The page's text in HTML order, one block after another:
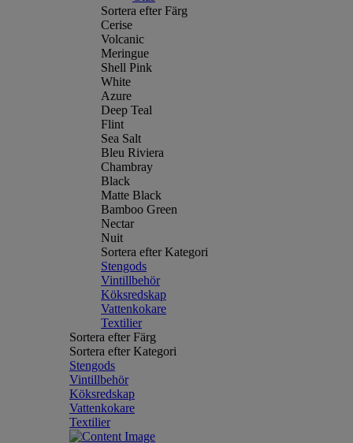
Sortera efter Färg
Cerise
Volcanic
Meringue
Shell Pink
White
Azure
Deep Teal
Flint
Sea Salt
Bleu Riviera
Chambray
Black
Matte Black
Bamboo Green
Nectar
Nuit
Sortera efter Kategori
Stengods
Vintillbehör
Köksredskap
Vattenkokare
Textilier
Sortera efter Färg
Sortera efter Kategori
Stengods
Vintillbehör
Köksredskap
Vattenkokare
Textilier